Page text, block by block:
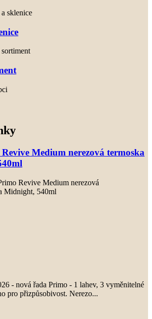
Medium nerezová termoska
- nová řada Primo - 1 lahev, 3 vyměnitelné
pro přizpůsobivost. Nerezo...